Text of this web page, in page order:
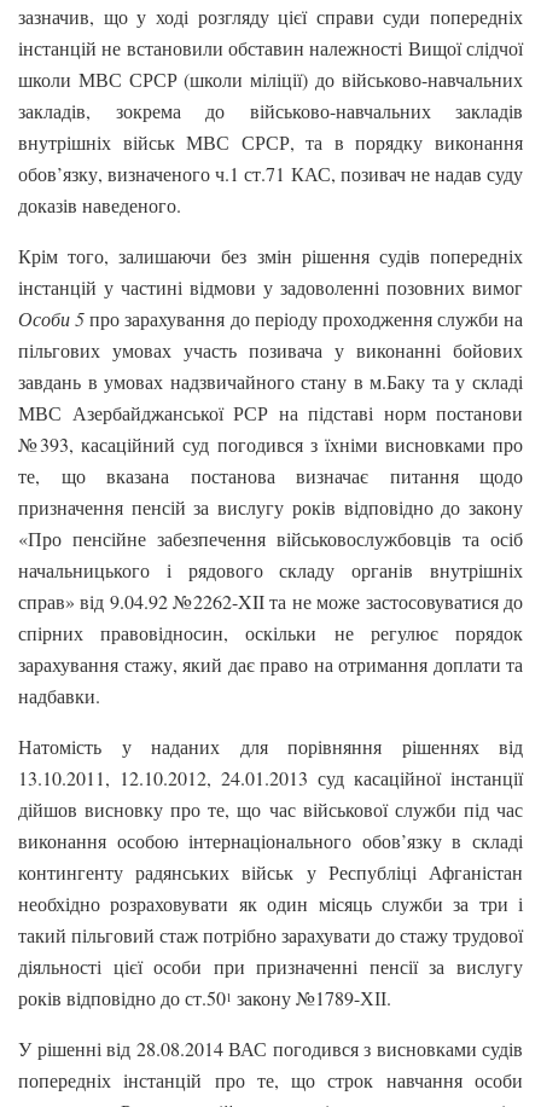
зазначив, що у ході розгляду цієї справи суди попередніх
інстанцій не встановили обставин належності Вищої слідчої
школи МВС СРСР (школи міліції) до військово-навчальних
закладів, зокрема до військово-навчальних закладів
внутрішніх військ МВС СРСР, та в порядку виконання
обов’язку, визначеного ч.1 ст.71 КАС, позивач не надав суду
доказів наведеного.
Крім того, залишаючи без змін рішення судів попередніх
інстанцій у частині відмови у задоволенні позовних вимог
Особи 5про зарахування до періоду проходження служби на
пільгових умовах участь позивача у виконанні бойових
завдань в умовах надзвичайного стану в м.Баку та у складі
МВС Азербайджанської РСР на підставі норм постанови
№393, касаційний суд погодився з їхніми висновками про
те, що вказана постанова визначає питання щодо
призначення пенсій за вислугу років відповідно до закону
«Про пенсійне забезпечення військовослужбовців та осіб
начальницького і рядового складу органів внутрішніх
справ» від 9.04.92 №2262-XII та не може застосовуватися до
спірних правовідносин, оскільки не регулює порядок
зарахування стажу, який дає право на отримання доплати та
надбавки.
Натомість у наданих для порівняння рішеннях від
13.10.2011, 12.10.2012, 24.01.2013 суд касаційної інстанції
дійшов висновку про те, що час військової служби під час
виконання особою інтернаціонального обов’язку в складі
контингенту радянських військ у Республіці Афганістан
необхідно розраховувати як один місяць служби за три і
такий пільговий стаж потрібно зарахувати до стажу трудової
діяльності цієї особи при призначенні пенсії за вислугу
років відповідно до ст.501 закону №1789-ХІІ.
У рішенні від 28.08.2014 ВАС погодився з висновками судів
попередніх інстанцій про те, що строк навчання особи